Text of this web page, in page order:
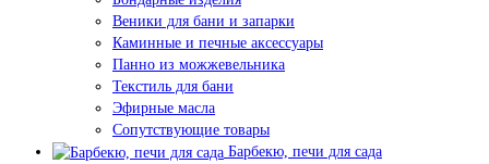
Веники для бани и запарки
Каминные и печные аксессуары
Панно из можжевельника
Текстиль для бани
Эфирные масла
Сопутствующие товары
Барбекю, печи для сада